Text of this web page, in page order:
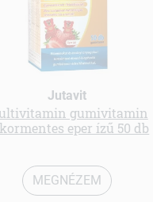
Jutavit
gumivitamin
eper ízű 50 db
MEGNÉZEM